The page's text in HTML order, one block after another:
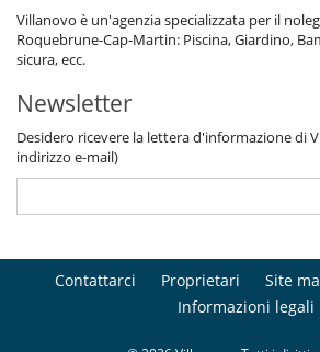
Villanovo è un'agenzia specializzata per il
Roquebrune-Cap-Martin: Piscina, Giardino,
sicura, ecc.
Newsletter
Desidero ricevere la lettera d'informazione di
indirizzo e-mail)
Contattarci Proprietari Site
Informazioni legali